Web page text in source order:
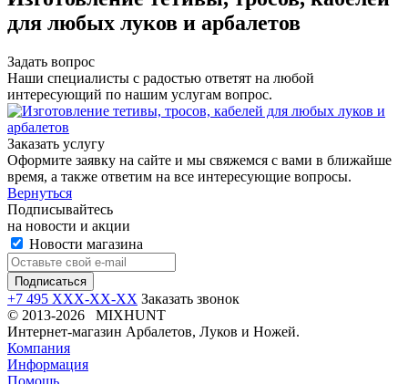
для любых луков и арбалетов
Задать вопрос
Наши специалисты с радостью ответят на любой
интересующий по нашим услугам вопрос.
Заказать услугу
Оформите заявку на сайте и мы свяжемся с вами в ближайше
время, а также ответим на все интересующие вопросы.
Вернуться
Подписывайтесь
на новости и акции
Новости магазина
+7 495 XXX-XX-XX Заказать звонок
© 2013-2026 MIXHUNT
Интернет-магазин Арбалетов, Луков и Ножей.
Компания
Информация
Помощь